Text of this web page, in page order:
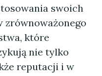
swoich
zrównoważonego
które
nie tylko
reputacji i w